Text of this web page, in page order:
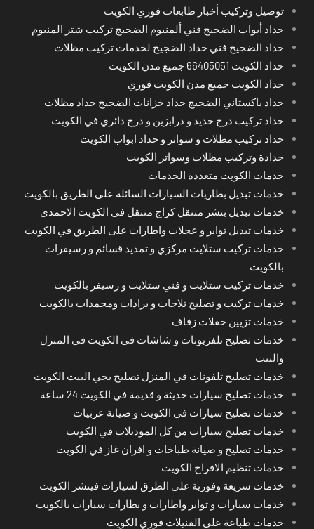
توصيل وتركيب أخبار طابعات فوري الكويت
حداد أبواب الضجيج فني ألمنيوم الضجيج تركيب شتر المنيوم
حداد الضجيج فني حداد الضجيج لخدمات تركيب مظلات
حداد الكويت 66405051 جميع مدن الكويت
حداد الكويت جميع مدن الكويت فوري
حداد باكستاني الضجيج حداد خزانات الضجيج حداد مظلات
حداد تركيب درج حديد و درابزين و درج دائري في الكويت
حداد تركيب مظلات و سواتر و حداد ابواب الكويت
حدادة وتركيب مظلات وسواتر الكويت
خدمات الكويت متعددة الخدمات
خدمات تبديل بطاريات السيارات السائلة على الطريق بالكويت
خدمات تبديل بنشر متنقل كراج متنقل في الكويت الاحمدي
خدمات تبديل تواير و عجلات واطارات على الطريق في الكويت
خدمات تركيب ستلايت مركزي و تمديد قسائم و رسيفرات
بالكويت
خدمات تركيب ستلايت و فني ستلايت و رسيفر بالكويت
خدمات تركيب و تصليح ثلاجات و برادات ومجمدات بالكويت
خدمات تزيين حفلات زفاف
خدمات تصليح تلفزيونات و شاشات في الكويت في المنزل
والبيت
خدمات تصليح تلفونات في المنزل تصليح يجي البيت الكويت
خدمات تصليح سيارات حديثة و قديمة في الكويت 24 ساعة
خدمات تصليح سيارات في الكويت و صيانة عربيات
خدمات تصليح سيارات من كل الموديلات في الكويت
خدمات تصليح و صيانة طباخات و افران غاز في الكويت
خدمات تنظيم الافراح الكويت
خدمات سريعة وفورية على الطرق لسيارات فينشر الكويت
خدمات سيارات و تواير واطارات و بطارات سيارات بالكويت
خدمات طباعة على الفنيلات فوري الكويت